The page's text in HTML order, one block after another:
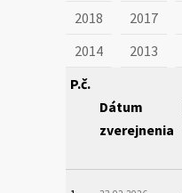
2018
2017
2014
2013
P.č.
Dátum
zverejnenia